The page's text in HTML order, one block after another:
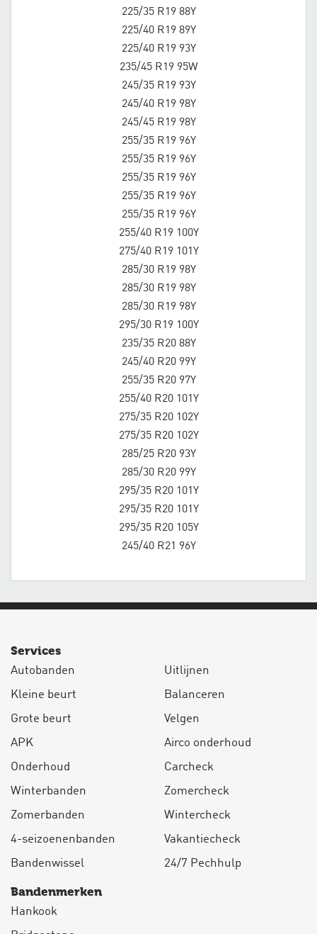
225/35 R19 88Y
225/40 R19 89Y
225/40 R19 93Y
235/45 R19 95W
245/35 R19 93Y
245/40 R19 98Y
245/45 R19 98Y
255/35 R19 96Y
255/35 R19 96Y
255/35 R19 96Y
255/35 R19 96Y
255/35 R19 96Y
255/40 R19 100Y
275/40 R19 101Y
285/30 R19 98Y
285/30 R19 98Y
285/30 R19 98Y
295/30 R19 100Y
235/35 R20 88Y
245/40 R20 99Y
255/35 R20 97Y
255/40 R20 101Y
275/35 R20 102Y
275/35 R20 102Y
285/25 R20 93Y
285/30 R20 99Y
295/35 R20 101Y
295/35 R20 101Y
295/35 R20 105Y
245/40 R21 96Y
Services
Autobanden
Kleine beurt
Grote beurt
APK
Onderhoud
Winterbanden
Zomerbanden
4-seizoenenbanden
Bandenwissel
Uitlijnen
Balanceren
Velgen
Airco onderhoud
Carcheck
Zomercheck
Wintercheck
Vakantiecheck
24/7 Pechhulp
Bandenmerken
Hankook